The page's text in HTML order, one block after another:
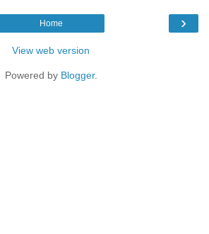
›
Home
View web version
Powered by Blogger.